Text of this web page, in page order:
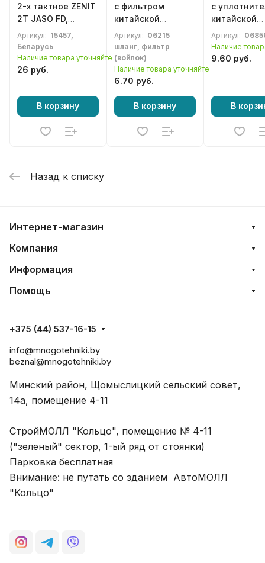
2-х тактное ZENIT
2T JASO FD,
полусинтетика 1л
Артикул: 15457,
Беларусь
Наличие товара уточняйте
26 руб.
В корзину
с фильтром
китайской
бензопилы серии
4500 / 5200
Артикул: 06215
шланг, фильтр
(войлок)
Наличие товара уточняйте
6.70 руб.
В корзину
с
китайской
бензопилы
2500, 3800
Артикул:
Наличие
9.60 руб.
В
Назад к списку
Интернет-магазин
Компания
Информация
Помощь
+375 (44) 537-16-15
info@mnogotehniki.by
beznal@mnogotehniki.by
Минский район, Щомыслицкий сельский совет,
14а, помещение 4-11
СтройМОЛЛ "Кольцо", помещение № 4-11
("зеленый" сектор, 1-ый ряд от стоянки)
Парковка бесплатная
Внимание: не путать со зданием АвтоМОЛЛ
"Кольцо"